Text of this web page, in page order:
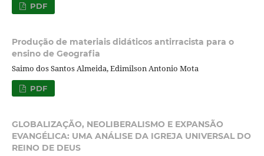
PDF
Produção de materiais didáticos antirracista para o
ensino de Geografia
Saimo dos Santos Almeida, Edimilson Antonio Mota
PDF
GLOBALIZAÇÃO, NEOLIBERALISMO E EXPANSÃO
EVANGÉLICA: UMA ANÁLISE DA IGREJA UNIVERSAL DO
REINO DE DEUS